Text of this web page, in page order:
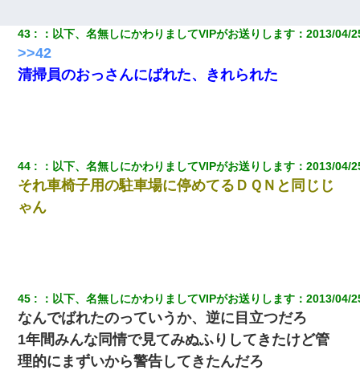
43 ： 以下、名無しにかわりましてVIPがお送りします ：2013/04/
>>42
清掃員のおっさんにばれた、きれられた
44 ： 以下、名無しにかわりましてVIPがお送りします ：2013/04/
それ車椅子用の駐車場に停めてるＤＱＮと同じじ
ゃん
45 ： 以下、名無しにかわりましてVIPがお送りします ：2013/04/
なんでばれたのっていうか、逆に目立つだろ
1年間みんな同情で見てみぬふりしてきたけど管
理的にまずいから警告してきたんだろ